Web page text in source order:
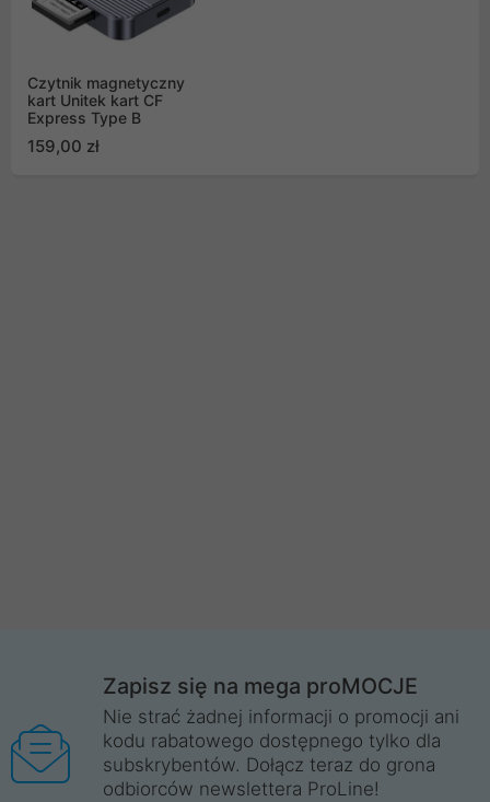
Czytnik magnetyczny
kart Unitek kart CF
Express Type B
159,00 zł
Zapisz się na mega proMOCJE
Nie strać żadnej informacji o promocji ani
kodu rabatowego dostępnego tylko dla
subskrybentów. Dołącz teraz do grona
odbiorców newslettera ProLine!